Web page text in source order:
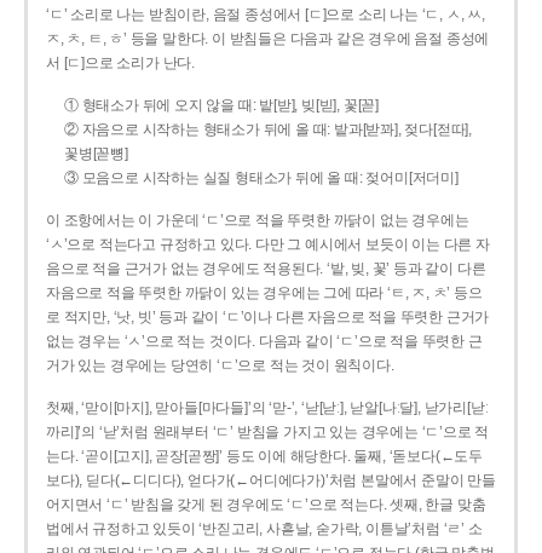
‘ㄷ’ 소리로 나는 받침이란, 음절 종성에서 [ㄷ]으로 소리 나는 ‘ㄷ, ㅅ, ㅆ,
ㅈ, ㅊ, ㅌ, ㅎ’ 등을 말한다. 이 받침들은 다음과 같은 경우에 음절 종성에
서 [ㄷ]으로 소리가 난다.
① 형태소가 뒤에 오지 않을 때: 밭[받], 빚[빋], 꽃[꼳]
② 자음으로 시작하는 형태소가 뒤에 올 때: 밭과[받꽈], 젖다[젇따],
꽃병[꼳뼝]
③ 모음으로 시작하는 실질 형태소가 뒤에 올 때: 젖어미[저더미]
이 조항에서는 이 가운데 ‘ㄷ’으로 적을 뚜렷한 까닭이 없는 경우에는
‘ㅅ’으로 적는다고 규정하고 있다. 다만 그 예시에서 보듯이 이는 다른 자
음으로 적을 근거가 없는 경우에도 적용된다. ‘밭, 빚, 꽃’ 등과 같이 다른
자음으로 적을 뚜렷한 까닭이 있는 경우에는 그에 따라 ‘ㅌ, ㅈ, ㅊ’ 등으
로 적지만, ‘낫, 빗’ 등과 같이 ‘ㄷ’이나 다른 자음으로 적을 뚜렷한 근거가
없는 경우는 ‘ㅅ’으로 적는 것이다. 다음과 같이 ‘ㄷ’으로 적을 뚜렷한 근
거가 있는 경우에는 당연히 ‘ㄷ’으로 적는 것이 원칙이다.
첫째, ‘맏이[마지], 맏아들[마다들]’의 ‘맏-’, ‘낟[낟ː], 낟알[나ː달], 낟가리[낟ː
까리]’의 ‘낟’처럼 원래부터 ‘ㄷ’ 받침을 가지고 있는 경우에는 ‘ㄷ’으로 적
는다. ‘곧이[고지], 곧장[곧짱]’ 등도 이에 해당한다. 둘째, ‘돋보다(←도두
보다), 딛다(←디디다), 얻다가(←어디에다가)’처럼 본말에서 준말이 만들
어지면서 ‘ㄷ’ 받침을 갖게 된 경우에도 ‘ㄷ’으로 적는다. 셋째, 한글 맞춤
법에서 규정하고 있듯이 ‘반짇고리, 사흗날, 숟가락, 이튿날’처럼 ‘ㄹ’ 소